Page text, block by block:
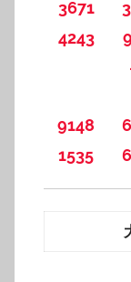
3671
4243
9148
1535